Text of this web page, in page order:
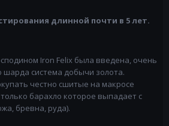
длинной почти в 5 лет.
Iron Felix была введена, очень
система добычи золота.
честно сшитые на макросе
барахло которое выпадает с
бревна, руда).